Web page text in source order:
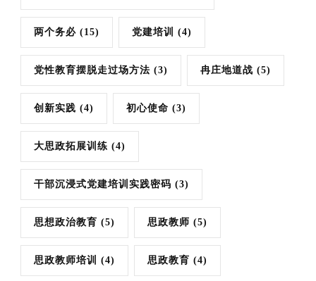
两个务必 (15) 党建培训 (4)
党性教育摆脱走过场方法 (3) 冉庄地道战 (5)
创新实践 (4) 初心使命 (3)
大思政拓展训练 (4)
干部沉浸式党建培训实践密码 (3)
思想政治教育 (5) 思政教师 (5)
思政教师培训 (4) 思政教育 (4)